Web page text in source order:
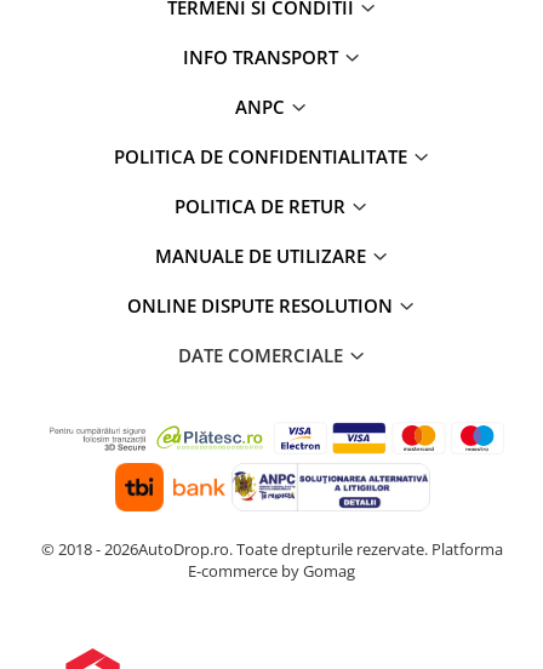
TERMENI SI CONDITII
INFO TRANSPORT
ANPC
POLITICA DE CONFIDENTIALITATE
POLITICA DE RETUR
MANUALE DE UTILIZARE
ONLINE DISPUTE RESOLUTION
DATE COMERCIALE
© 2018 - 2026AutoDrop.ro. Toate drepturile rezervate. Platforma
E-commerce by Gomag